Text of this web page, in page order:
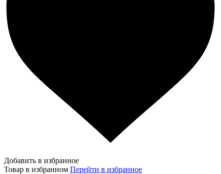
Добавить в избранное
Товар в избранном Перейти в избранное